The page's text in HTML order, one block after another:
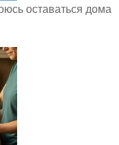
оставаться дома